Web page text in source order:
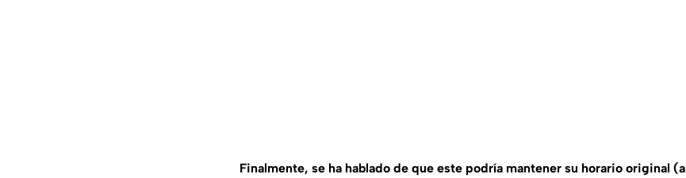
Finalmente, se ha hablado de que este podría mantener su horario original